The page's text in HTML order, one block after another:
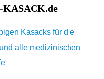
KASACK.de
Kasacks für die
alle medizinischen